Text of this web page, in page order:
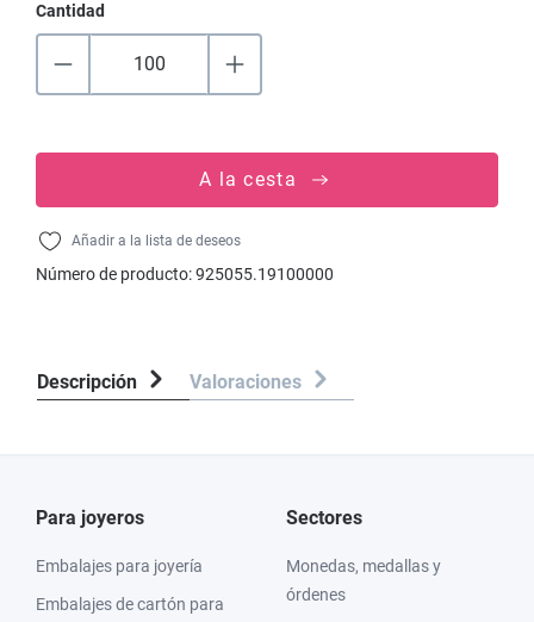
Cantidad
A la cesta
Añadir a la lista de deseos
Número de producto:925055.19100000
Descripción Valoraciones
Para joyeros
Embalajes para joyería
Embalajes de cartón para
Sectores
Monedas, medallas y
órdenes